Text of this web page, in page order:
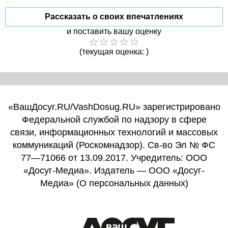
Рассказать о своих впечатлениях
и поставить вашу оценку
(текущая оценка: )
«ВашДосуг.RU/VashDosug.RU» зарегистрировано
Федеральной службой по надзору в сфере
связи, информационных технологий и массовых
коммуникаций (Роскомнадзор). Св-во Эл № ФС
77—71066 от 13.09.2017. Учредитель: ООО
«Досуг-Медиа». Издатель — ООО «Досуг-
Медиа» (О персональных данных)